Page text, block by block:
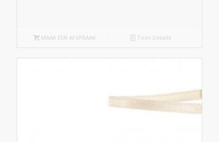
MAAK EEN AFSPRAAK Toon Details